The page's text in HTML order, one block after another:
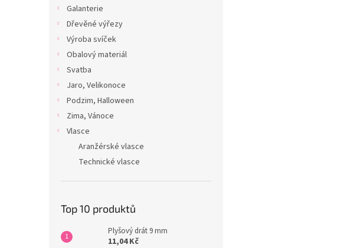
Galanterie
Dřevěné výřezy
Výroba svíček
Obalový materiál
Svatba
Jaro, Velikonoce
Podzim, Halloween
Zima, Vánoce
Vlasce
Aranžérské vlasce
Technické vlasce
Top 10 produktů
Plyšový drát 9 mm
11,04 Kč